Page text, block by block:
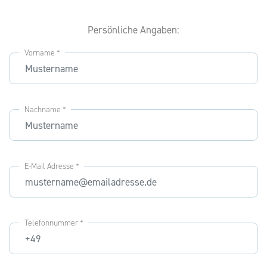
Persönliche Angaben:
Vorname *
Nachname *
E-Mail Adresse *
Telefonnummer *